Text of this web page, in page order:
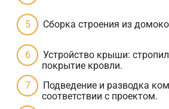
Сборка строения из
Устройство крыши:
покрытие кровли.
Подведение и разводка
соответствии с проектом.